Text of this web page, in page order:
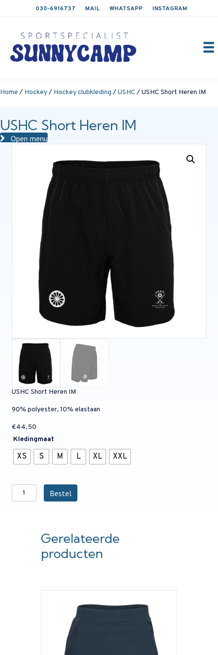
030-6916737 MAIL WHATSAPP INSTAGRAM
Home / Hockey/ Hockey clubkleding /USHC / USHC Short Heren IM
USHC Short Heren IM
Open menu
USHC Short Heren IM
90% polyester, 10% elastaan
€44,50
Kledingmaat
XS S M L XL XXL
USHC
Short
Bestel
Gerelateerde
producten